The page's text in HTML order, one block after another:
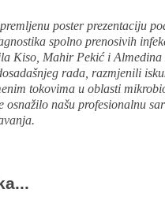
poster prezentaciju
spolno prenosivih
Kiso, Mahir Pekić i
rada, razmjenili
tokovima u oblasti
osnažilo našu profesionalnu